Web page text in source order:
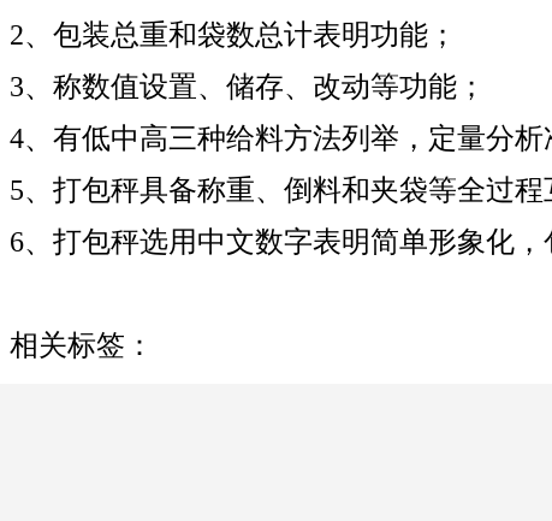
2、包装总重和袋数总计表明功能；
3、称数值设置、储存、改动等功能；
4、有低中高三种给料方法列举，定量分析
5、打包秤具备称重、倒料和夹袋等全过程
6、打包秤选用中文数字表明简单形象化
相关标签：